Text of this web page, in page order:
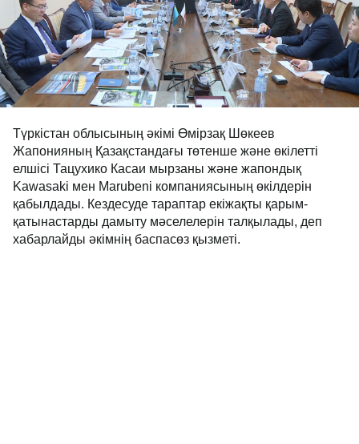
Түркістан облысының әкімі Өмірзақ Шөкеев
Жапонияның Қазақстандағы төтенше және өкілетті
елшісі Тацухико Касаи мырзаны және жапондық
Kawasaki мен Marubeni компаниясының өкілдерін
қабылдады. Кездесуде тараптар екіжақты қарым-
қатынастарды дамыту мәселелерін талқылады, деп
хабарлайды әкімнің баспасөз қызметі.